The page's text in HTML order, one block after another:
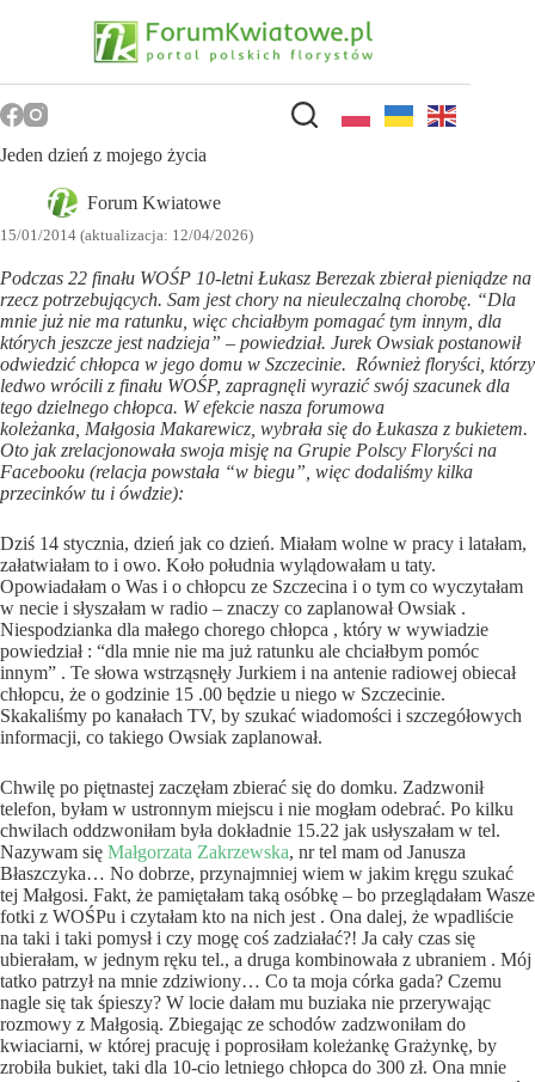
Jeden dzień z mojego życia
Forum Kwiatowe
15/01/2014 (aktualizacja: 12/04/2026)
Podczas 22 finału WOŚP 10-letni Łukasz Berezak zbierał pieniądze na
rzecz potrzebujących. Sam jest chory na nieuleczalną chorobę. “Dla
mnie już nie ma ratunku, więc chciałbym pomagać tym innym, dla
których jeszcze jest nadzieja” – powiedział. Jurek Owsiak postanowił
odwiedzić chłopca w jego domu w Szczecinie. Również floryści, którzy
ledwo wrócili z finału WOŚP, zapragnęli wyrazić swój szacunek dla
tego dzielnego chłopca. W efekcie nasza forumowa
koleżanka, Małgosia Makarewicz, wybrała się do Łukasza z bukietem.
Oto jak zrelacjonowała swoja misję na Grupie Polscy Floryści na
Facebooku (relacja powstała “w biegu”, więc dodaliśmy kilka
przecinków tu i ówdzie):
Dziś 14 stycznia, dzień jak co dzień. Miałam wolne w pracy i latałam,
załatwiałam to i owo. Koło południa wylądowałam u taty.
Opowiadałam o Was i o chłopcu ze Szczecina i o tym co wyczytałam
w necie i słyszałam w radio – znaczy co zaplanował Owsiak .
Niespodzianka dla małego chorego chłopca , który w wywiadzie
powiedział : “dla mnie nie ma już ratunku ale chciałbym pomóc
innym” . Te słowa wstrząsnęły Jurkiem i na antenie radiowej obiecał
chłopcu, że o godzinie 15 .00 będzie u niego w Szczecinie.
Skakaliśmy po kanałach TV, by szukać wiadomości i szczegółowych
informacji, co takiego Owsiak zaplanował.
Chwilę po piętnastej zaczęłam zbierać się do domku. Zadzwonił
telefon, byłam w ustronnym miejscu i nie mogłam odebrać. Po kilku
chwilach oddzwoniłam była dokładnie 15.22 jak usłyszałam w tel.
Nazywam się Małgorzata Zakrzewska, nr tel mam od Janusza
Błaszczyka… No dobrze, przynajmniej wiem w jakim kręgu szukać
tej Małgosi. Fakt, że pamiętałam taką osóbkę – bo przeglądałam Wasze
fotki z WOŚPu i czytałam kto na nich jest . Ona dalej, że wpadliście
na taki i taki pomysł i czy mogę coś zadziałać?! Ja cały czas się
ubierałam, w jednym ręku tel., a druga kombinowała z ubraniem . Mój
tatko patrzył na mnie zdziwiony… Co ta moja córka gada? Czemu
nagle się tak śpieszy? W locie dałam mu buziaka nie przerywając
rozmowy z Małgosią. Zbiegając ze schodów zadzwoniłam do
kwiaciarni, w której pracuję i poprosiłam koleżankę Grażynkę, by
zrobiła bukiet, taki dla 10-cio letniego chłopca do 300 zł. Ona mnie